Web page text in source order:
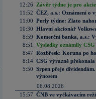
12:26
Závěr týdne je pro
11:52 ČEZ, a.s.: Oznámení o
11:00 Perly týdne: Zlato
10:30 Hlavní akcionář
8:59 Komerční banka, a.s.:
8:51
Výsledky oznámily
8:47 Rozbřesk: Koruna po
8:14 CSG výrazně
5:50 Srpen přeje
výnosem
06.08.2026
15:57 ČNB ve vyčkávacím